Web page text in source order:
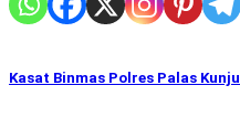
Kasat Binmas Polres Palas